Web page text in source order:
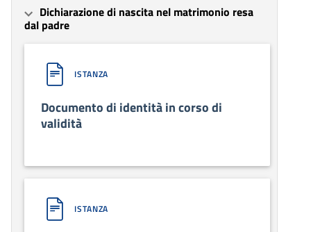
Dichiarazione di nascita nel matrimonio resa
dal padre
ISTANZA
Documento di identità in corso di
validità
ISTANZA